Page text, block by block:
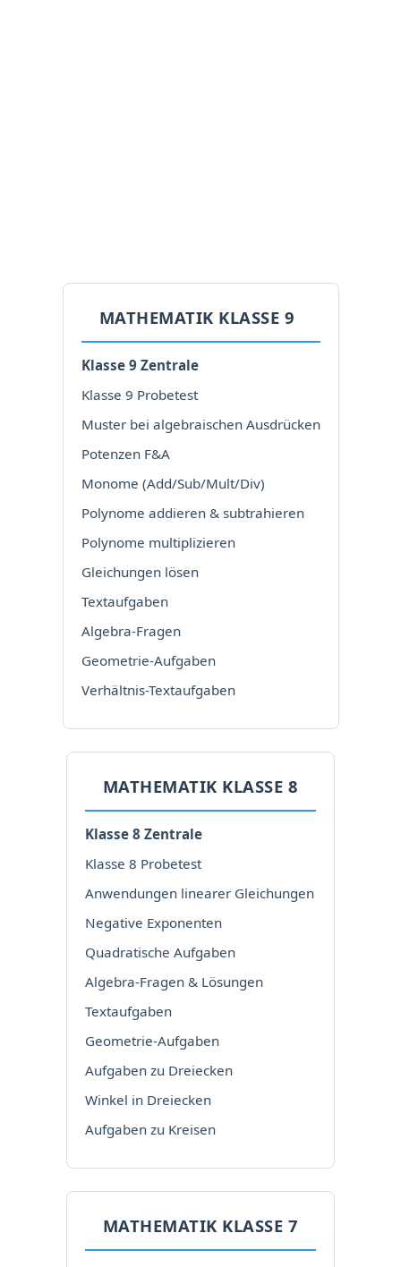
MATHEMATIK KLASSE 9
Klasse 9 Zentrale
Klasse 9 Probetest
Muster bei algebraischen Ausdrücken
Potenzen F&A
Monome (Add/Sub/Mult/Div)
Polynome addieren & subtrahieren
Polynome multiplizieren
Gleichungen lösen
Textaufgaben
Algebra-Fragen
Geometrie-Aufgaben
Verhältnis-Textaufgaben
MATHEMATIK KLASSE 8
Klasse 8 Zentrale
Klasse 8 Probetest
Anwendungen linearer Gleichungen
Negative Exponenten
Quadratische Aufgaben
Algebra-Fragen & Lösungen
Textaufgaben
Geometrie-Aufgaben
Aufgaben zu Dreiecken
Winkel in Dreiecken
Aufgaben zu Kreisen
MATHEMATIK KLASSE 7